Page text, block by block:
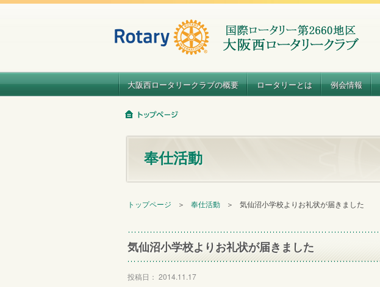
大阪西ロータリークラブの概要 ロータリーとは 例会情報
奉仕活動
トップページ ＞ 奉仕活動 ＞ 気仙沼小学校よりお礼状が届きました
気仙沼小学校よりお礼状が届きました
投稿日： 2014.11.17